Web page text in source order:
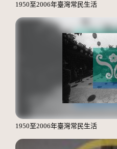
1950至2006年臺灣常民生活
1950至2006年臺灣常民生活